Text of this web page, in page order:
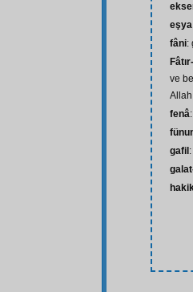
eşya
fâni:
ve
Allah
fenâ
gafil